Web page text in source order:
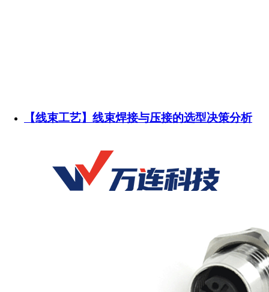
【线束工艺】线束焊接与压接的选型决策分析